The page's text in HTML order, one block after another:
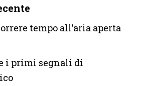
tempo all’aria aperta
i primi segnali di